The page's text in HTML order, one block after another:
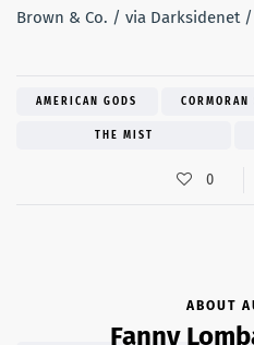
Brown & Co. / via Darksidenet
AMERICAN GODS
THE MIST
0
ABOUT
Fanny